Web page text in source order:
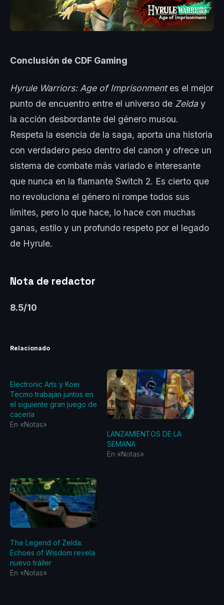
Conclusión de CDF Gaming
Hyrule Warriors: Age of Imprisonmentes el mejor
punto de encuentro entre el universo de Zelday
la acción desbordante del género musou.
Respeta la esencia de la saga, aporta una historia
con verdadero peso dentro del canon y ofrece un
sistema de combate más variado e interesante
que nunca en la flamante Switch 2. Es cierto que
no revoluciona el género ni rompe todos sus
límites, pero lo que hace, lo hace con muchas
ganas, estilo y un profundo respeto por el legado
de Hyrule.
Nota de redactor
8.5/10
Relacionado
Electronic Arts y Koei
Tecmo trabajan juntos en
el siguiente gran juego de
cacería
En «Notas»
LANZAMIENTOS DE LA
SEMANA
En «Notas»
The Legend of Zelda:
Echoes of Wisdom revela
nuevo tráiler
En «Notas»